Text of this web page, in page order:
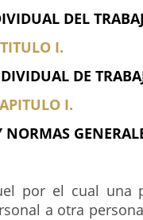
DEL
TITULO I.
DE
I.
por el cual una
a otra